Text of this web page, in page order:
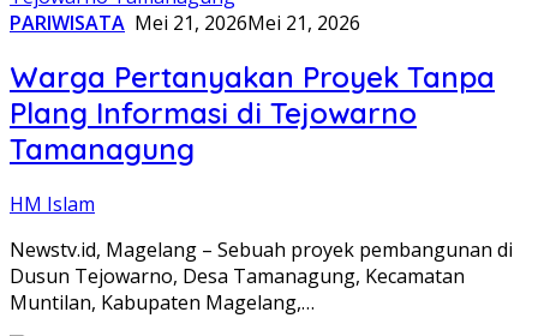
PARIWISATA Mei 21, 2026Mei 21, 2026
Warga Pertanyakan Proyek Tanpa
Plang Informasi di Tejowarno
Tamanagung
HM Islam
Newstv.id, Magelang – Sebuah proyek pembangunan di
Dusun Tejowarno, Desa Tamanagung, Kecamatan
Muntilan, Kabupaten Magelang,…